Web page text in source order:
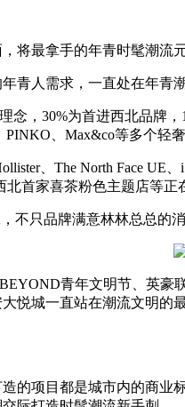
最拿手的年青时髦潮流元
人需求，一直处在年青
30%为首进西北品牌，
、Max&co等多个轻奢
、The North Face UE、
首家喜茶粉色主题店等正
只品牌满意林林总总的消
青年文明节、英豪
悦城一直站在潮流文明
项目都是城市内的商业